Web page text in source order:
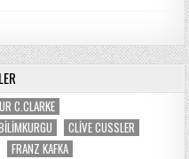
C.CLARKE
CLIVE CUSSLER
FRANZ KAFKA